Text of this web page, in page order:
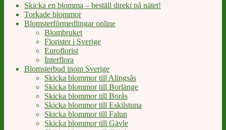
Skicka en blomma – beställ direkt på nätet!
Torkade blommor
Blomsterförmedlingar online
Blombruket
Florister i Sverige
Euroflorist
Interflora
Blomsterbud inom Sverige
Skicka blommor till Alingsås
Skicka blommor till Borlänge
Skicka blommor till Borås
Skicka blommor till Eskilstuna
Skicka blommor till Falun
Skicka blommor till Gävle